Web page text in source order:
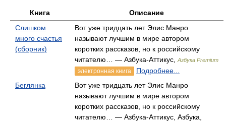
Книга
Описание
Слишком
много счастья
(сборник)
Вот уже тридцать лет Элис Манро
называют лучшим в мире автором
коротких рассказов, но к российскому
читателю… — Азбука-Аттикус,
Азбука Premium
электронная книга
Подробнее...
Беглянка
Вот уже тридцать лет Элис Манро
называют лучшим в мире автором
коротких рассказов, но к российскому
читателю… — Азбука-Аттикус, Азбука,